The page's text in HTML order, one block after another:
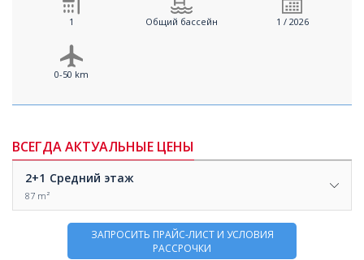
1 Общий бассейн 1 / 2026
0-50 km
ВСЕГДА АКТУАЛЬНЫЕ ЦЕНЫ
2+1 Средний этаж
87 m²
ЗАПРОСИТЬ ПРАЙС-ЛИСТ И УСЛОВИЯ
РАССРОЧКИ